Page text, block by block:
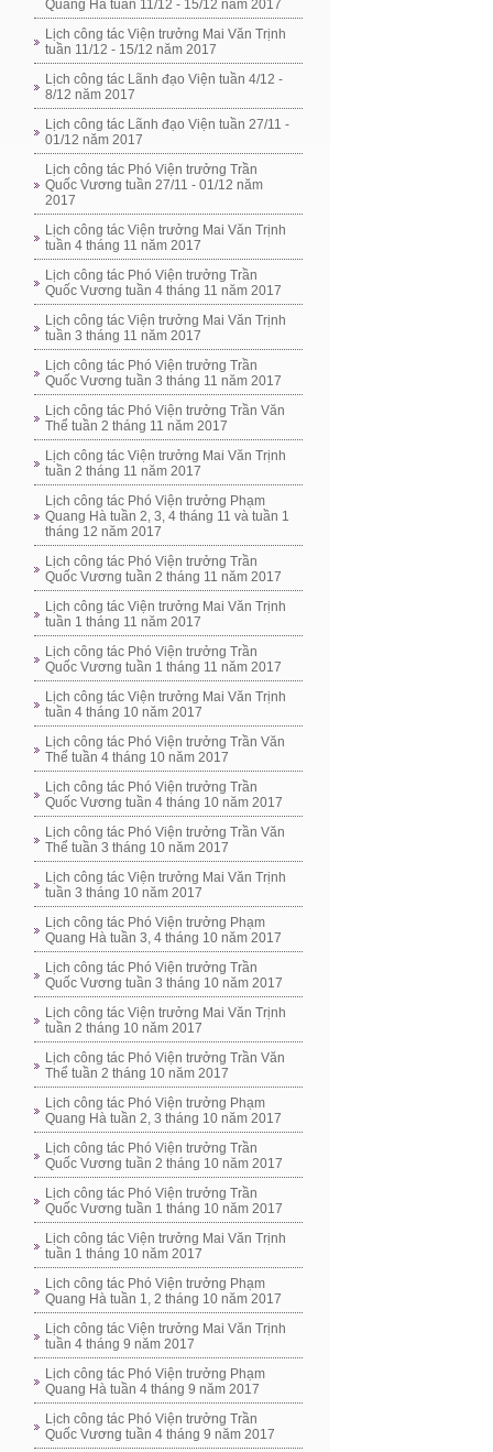
Quang Hà tuần 11/12 - 15/12 năm 2017
Lịch công tác Viện trưởng Mai Văn Trịnh
tuần 11/12 - 15/12 năm 2017
Lịch công tác Lãnh đạo Viện tuần 4/12 -
8/12 năm 2017
Lịch công tác Lãnh đạo Viện tuần 27/11 -
01/12 năm 2017
Lịch công tác Phó Viện trưởng Trần
Quốc Vương tuần 27/11 - 01/12 năm
2017
Lịch công tác Viện trưởng Mai Văn Trịnh
tuần 4 tháng 11 năm 2017
Lịch công tác Phó Viện trưởng Trần
Quốc Vương tuần 4 tháng 11 năm 2017
Lịch công tác Viện trưởng Mai Văn Trịnh
tuần 3 tháng 11 năm 2017
Lịch công tác Phó Viện trưởng Trần
Quốc Vương tuần 3 tháng 11 năm 2017
Lịch công tác Phó Viện trưởng Trần Văn
Thể tuần 2 tháng 11 năm 2017
Lịch công tác Viện trưởng Mai Văn Trịnh
tuần 2 tháng 11 năm 2017
Lịch công tác Phó Viện trưởng Phạm
Quang Hà tuần 2, 3, 4 tháng 11 và tuần 1
tháng 12 năm 2017
Lịch công tác Phó Viện trưởng Trần
Quốc Vương tuần 2 tháng 11 năm 2017
Lịch công tác Viện trưởng Mai Văn Trịnh
tuần 1 tháng 11 năm 2017
Lịch công tác Phó Viện trưởng Trần
Quốc Vương tuần 1 tháng 11 năm 2017
Lịch công tác Viện trưởng Mai Văn Trịnh
tuần 4 tháng 10 năm 2017
Lịch công tác Phó Viện trưởng Trần Văn
Thể tuần 4 tháng 10 năm 2017
Lịch công tác Phó Viện trưởng Trần
Quốc Vương tuần 4 tháng 10 năm 2017
Lịch công tác Phó Viện trưởng Trần Văn
Thể tuần 3 tháng 10 năm 2017
Lịch công tác Viện trưởng Mai Văn Trịnh
tuần 3 tháng 10 năm 2017
Lịch công tác Phó Viện trưởng Phạm
Quang Hà tuần 3, 4 tháng 10 năm 2017
Lịch công tác Phó Viện trưởng Trần
Quốc Vương tuần 3 tháng 10 năm 2017
Lịch công tác Viện trưởng Mai Văn Trịnh
tuần 2 tháng 10 năm 2017
Lịch công tác Phó Viện trưởng Trần Văn
Thể tuần 2 tháng 10 năm 2017
Lịch công tác Phó Viện trưởng Phạm
Quang Hà tuần 2, 3 tháng 10 năm 2017
Lịch công tác Phó Viện trưởng Trần
Quốc Vương tuần 2 tháng 10 năm 2017
Lịch công tác Phó Viện trưởng Trần
Quốc Vương tuần 1 tháng 10 năm 2017
Lịch công tác Viện trưởng Mai Văn Trịnh
tuần 1 tháng 10 năm 2017
Lịch công tác Phó Viện trưởng Phạm
Quang Hà tuần 1, 2 tháng 10 năm 2017
Lịch công tác Viện trưởng Mai Văn Trịnh
tuần 4 tháng 9 năm 2017
Lịch công tác Phó Viện trưởng Phạm
Quang Hà tuần 4 tháng 9 năm 2017
Lịch công tác Phó Viện trưởng Trần
Quốc Vương tuần 4 tháng 9 năm 2017